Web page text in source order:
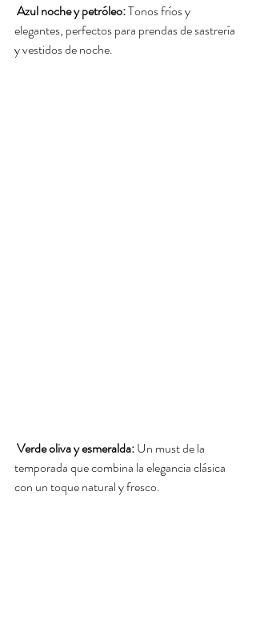
Azul noche y petróleo: Tonos fríos y
elegantes, perfectos para prendas de sastrería
y vestidos de noche.
Verde oliva y esmeralda: Un must de la
temporada que combina la elegancia clásica
con un toque natural y fresco.